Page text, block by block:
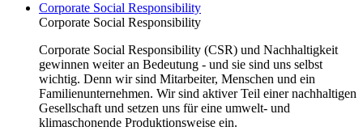
Corporate Social Responsibility
Corporate Social Responsibility
Corporate Social Responsibility (CSR) und Nachhaltigkeit
gewinnen weiter an Bedeutung - und sie sind uns selbst
wichtig. Denn wir sind Mitarbeiter, Menschen und ein
Familienunternehmen. Wir sind aktiver Teil einer nachhaltigen
Gesellschaft und setzen uns für eine umwelt- und
klimaschonende Produktionsweise ein.